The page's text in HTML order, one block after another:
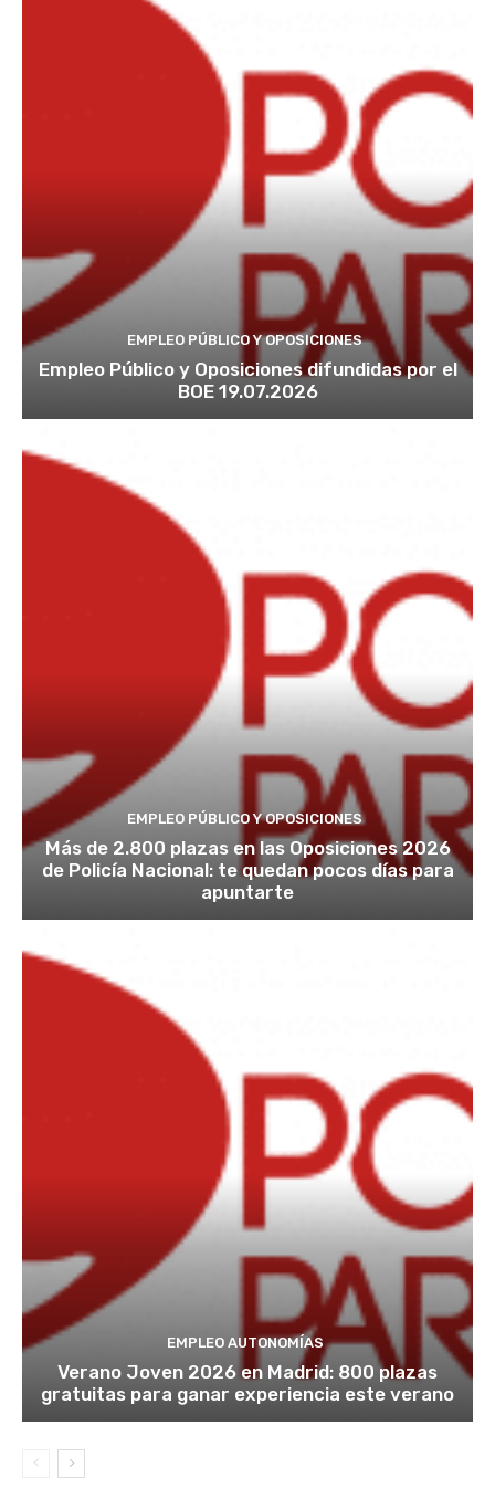
EMPLEO PÚBLICO Y OPOSICIONES
Empleo Público y Oposiciones difundidas por el
BOE 19.07.2026
EMPLEO PÚBLICO Y OPOSICIONES
Más de 2.800 plazas en las Oposiciones 2026
de Policía Nacional: te quedan pocos días para
apuntarte
EMPLEO AUTONOMÍAS
Verano Joven 2026 en Madrid: 800 plazas
gratuitas para ganar experiencia este verano